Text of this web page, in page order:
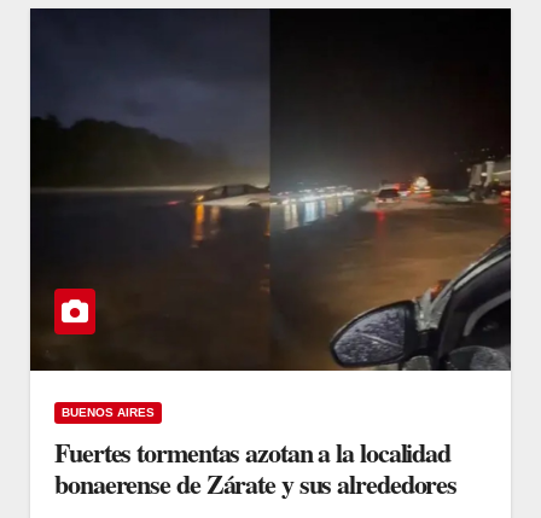
BUENOS AIRES
Fuertes tormentas azotan a la localidad
bonaerense de Zárate y sus alrededores